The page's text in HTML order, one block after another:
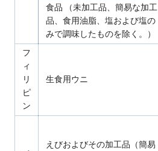
食品 （未加工品、簡易な加工
品、食用油脂、塩および塩の
みで調味したものを除く。）
フ
ィ
リ
ピ
ン
生食用ウニ
えびおよびその加工品（簡易